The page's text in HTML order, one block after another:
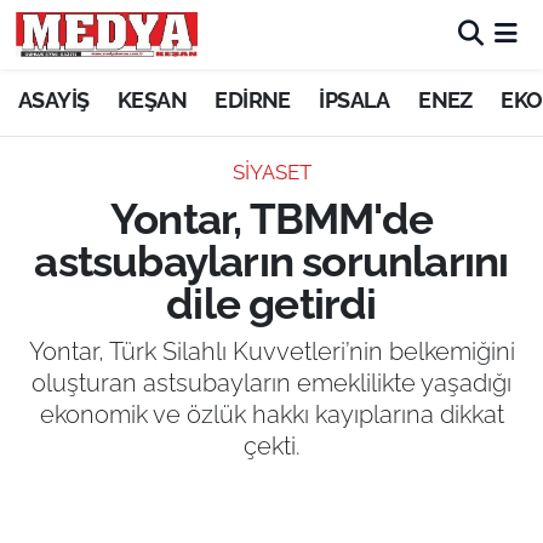
ASAYİŞ KEŞAN EDİRNE İPSALA ENEZ
SİYASET
Yontar, TBMM'de
astsubayların sorunlarını
dile getirdi
Yontar, Türk Silahlı Kuvvetleri’nin belkemiğini
oluşturan astsubayların emeklilikte yaşadığı
ekonomik ve özlük hakkı kayıplarına dikkat
çekti.
KEŞAN
ASAYİŞ
SİYASET
GÜNDEM
EKONOMİ